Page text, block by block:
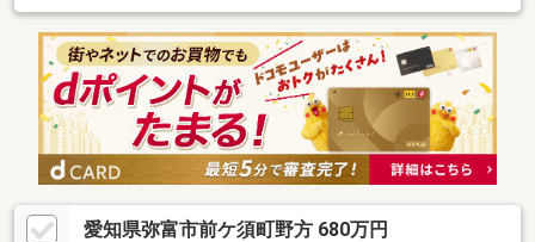
店…徒歩約13分●桜小学校…徒歩約9分●弥富中学校…徒歩約45分
▲▽▲▽▲▽▲▽▲▽▲▽▲▽▲▽▲▽▲▽▲▽▲▽▲▽未公開
物件もご用意しております！お客様にあった物件をご紹介いたし
ます！０１２０－９２０－３１１【通話料無料】弊社ＨＰもご確
認ください！ジョイナスカンパニーおうち探し専門店おうち侍ま
で▲▽▲▽▲▽▲▽▲▽▲▽▲▽▲▽▲▽▲▽▲▽▲▽▲▽
愛知県弥富市前ケ須町野方 680万円